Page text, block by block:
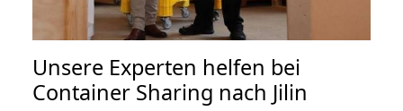
Unsere Experten helfen bei
Container Sharing nach Jilin